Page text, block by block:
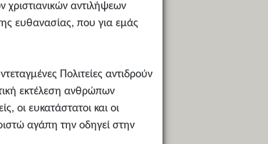
αντιλήψεων
ευθανασίας, που για εμάς
Πολιτείες αντιδρούν
εκτέλεση ανθρώπων
οι ευκατάστατοι και οι
αγάπη την οδηγεί στην